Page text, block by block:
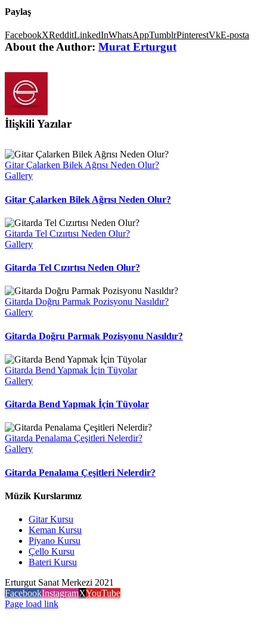
Paylaş
FacebookXRedditLinkedInWhatsAppTumblrPinterestVkE-posta
About the Author: Murat Erturgut
İlişkili Yazılar
Gitar Çalarken Bilek Ağrısı Neden Olur?
Gallery
Gitar Çalarken Bilek Ağrısı Neden Olur?
Gitarda Tel Cızırtısı Neden Olur?
Gallery
Gitarda Tel Cızırtısı Neden Olur?
Gitarda Doğru Parmak Pozisyonu Nasıldır?
Gallery
Gitarda Doğru Parmak Pozisyonu Nasıldır?
Gitarda Bend Yapmak İçin Tüyolar
Gallery
Gitarda Bend Yapmak İçin Tüyolar
Gitarda Penalama Çeşitleri Nelerdir?
Gallery
Gitarda Penalama Çeşitleri Nelerdir?
Müzik Kurslarımız
Gitar Kursu
Keman Kursu
Piyano Kursu
Çello Kursu
Bateri Kursu
Erturgut Sanat Merkezi 2021
FacebookInstagramXYouTube
Page load link